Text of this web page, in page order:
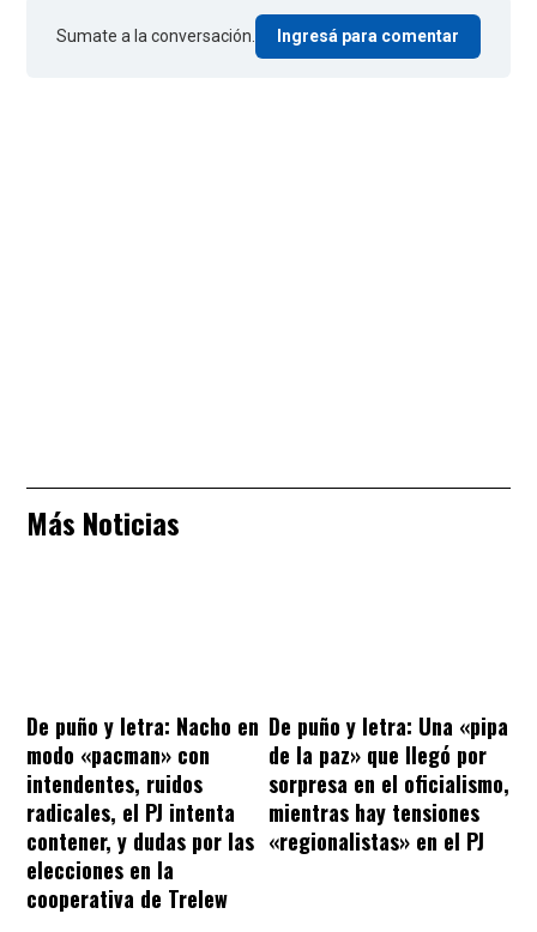
Sumate a la conversación. Ingresá para comentar
Más Noticias
De puño y letra: Nacho en
modo «pacman» con
intendentes, ruidos
radicales, el PJ intenta
contener, y dudas por las
elecciones en la
cooperativa de Trelew
De puño y letra: Una «pipa
de la paz» que llegó por
sorpresa en el oficialismo,
mientras hay tensiones
«regionalistas» en el PJ